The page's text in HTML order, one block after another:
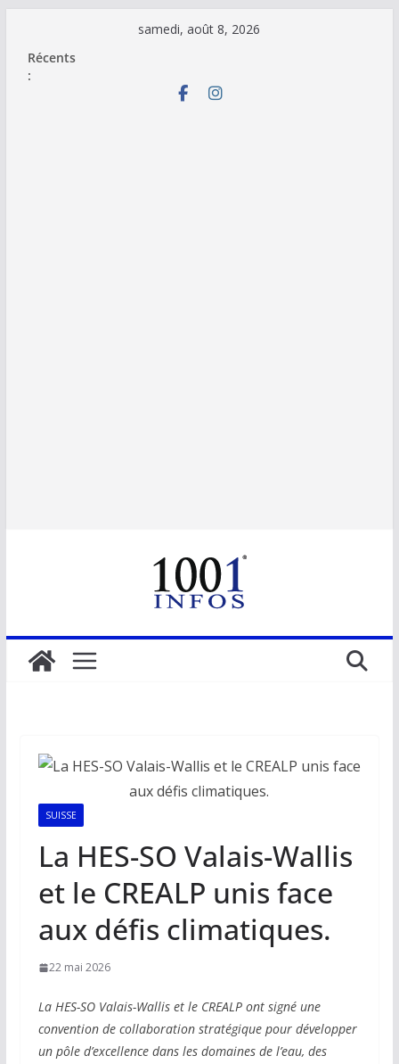
contenu
samedi, août 8, 2026
Récents
:
SUISSE
La HES-SO Valais-Wallis
et le CREALP unis face
aux défis climatiques.
22 mai 2026
La HES-SO Valais-Wallis et le CREALP ont signé une
convention de collaboration stratégique pour développer
un pôle d’excellence dans les domaines de l’eau, des